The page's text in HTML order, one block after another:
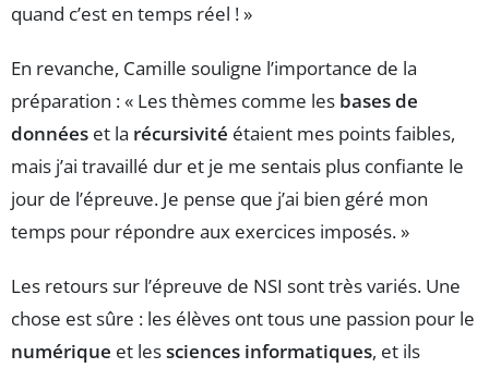
quand c’est en temps réel ! »
En revanche, Camille souligne l’importance de la
préparation : « Les thèmes comme les bases de
données et la récursivité étaient mes points faibles,
mais j’ai travaillé dur et je me sentais plus confiante le
jour de l’épreuve. Je pense que j’ai bien géré mon
temps pour répondre aux exercices imposés. »
Les retours sur l’épreuve de NSI sont très variés. Une
chose est sûre : les élèves ont tous une passion pour le
numérique et lessciences informatiques, et ils